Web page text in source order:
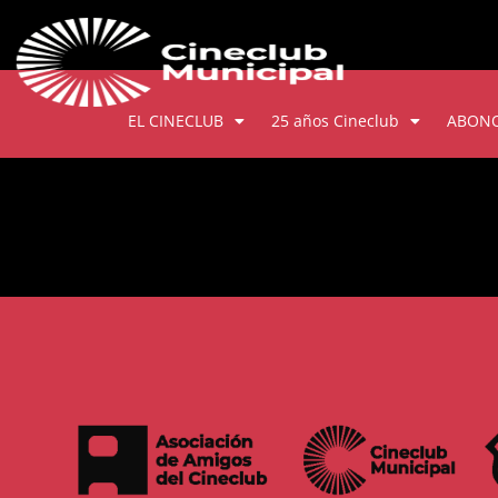
EL CINECLUB 25 años Cineclub